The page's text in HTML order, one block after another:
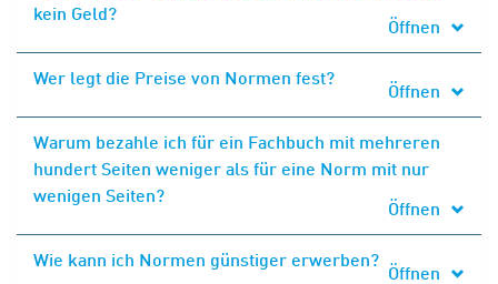
kein Geld?
Öffnen
Wer legt die Preise von Normen fest?
Öffnen
Warum bezahle ich für ein Fachbuch mit mehreren
hundert Seiten weniger als für eine Norm mit nur
wenigen Seiten?
Öffnen
Wie kann ich Normen günstiger erwerben?
Öffnen